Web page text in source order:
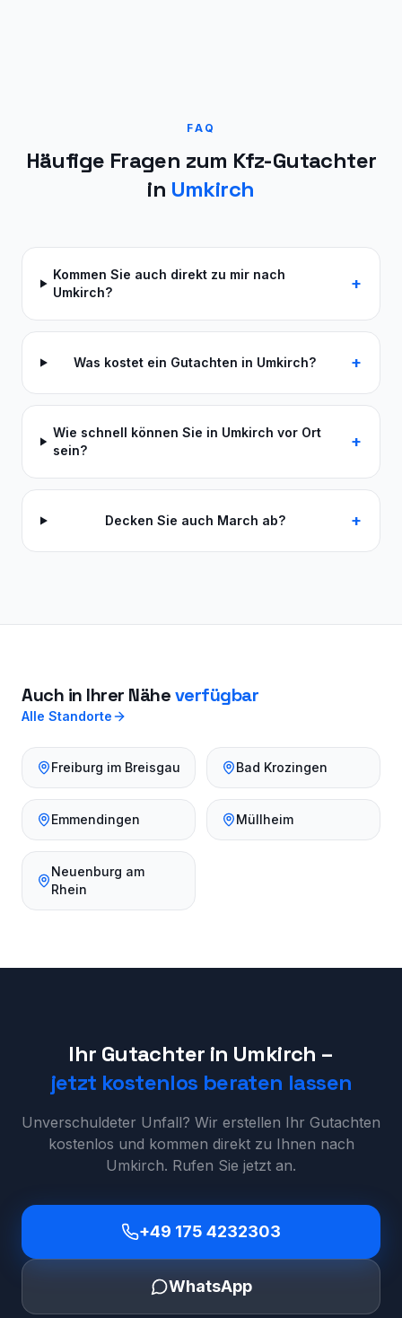
FAQ
Häufige Fragen zum Kfz-Gutachter
in Umkirch
Kommen Sie auch direkt zu mir nach
Umkirch?
+
Was kostet ein Gutachten in Umkirch? +
Wie schnell können Sie in Umkirch vor Ort
sein?
+
Decken Sie auch March ab? +
Auch in Ihrer Näheverfügbar
Alle Standorte
Freiburg im Breisgau Bad Krozingen
Emmendingen Müllheim
Neuenburg am
Rhein
Ihr Gutachter in Umkirch –
jetzt kostenlos beraten lassen
Unverschuldeter Unfall? Wir erstellen Ihr Gutachten
kostenlos und kommen direkt zu Ihnen nach
Umkirch. Rufen Sie jetzt an.
+49 175 4232303
WhatsApp